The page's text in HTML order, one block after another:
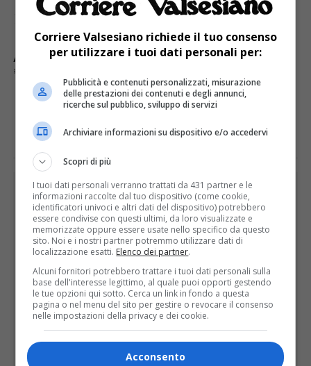
10.701, di cui 6.341 risultati negativi.
ARGOMENTI CORRELATI: CONTAGIATI
CORONAVIRUS
E TU COSA NE PENSI?
PUBBLICITÀ
Corriere Valsesiano richiede il tuo consenso
per utilizzare i tuoi dati personali per:
Pubblicità e contenuti personalizzati, misurazione
delle prestazioni dei contenuti e degli annunci,
ricerche sul pubblico, sviluppo di servizi
Archiviare informazioni su dispositivo e/o accedervi
Scopri di più
I tuoi dati personali verranno trattati da 431 partner e le
informazioni raccolte dal tuo dispositivo (come cookie,
identificatori univoci e altri dati del dispositivo) potrebbero
essere condivise con questi ultimi, da loro visualizzate e
memorizzate oppure essere usate nello specifico da questo
sito. Noi e i nostri partner potremmo utilizzare dati di
localizzazione esatti. Elenco dei partner.
Alcuni fornitori potrebbero trattare i tuoi dati personali sulla
base dell'interesse legittimo, al quale puoi opporti gestendo
le tue opzioni qui sotto. Cerca un link in fondo a questa
pagina o nel menu del sito per gestire o revocare il consenso
nelle impostazioni della privacy e dei cookie.
Acconsento